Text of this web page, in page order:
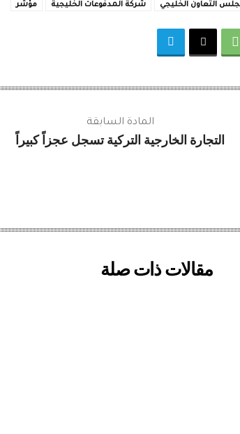
التعاون الخليجي شركة المدفوعات الخليجية مؤشر
المادة السابقة
التجارة الخارجية التركية تسجل عجزاً كبيراً
مقالات ذات صلة